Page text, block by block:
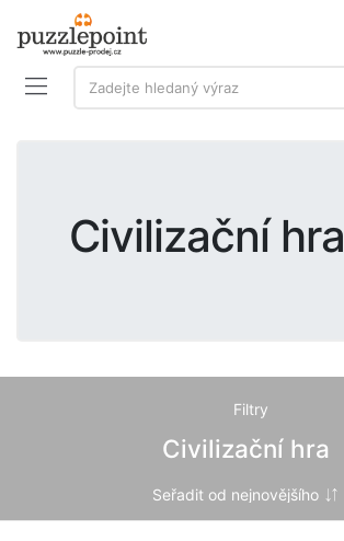
Vyhledávání:
Zadejte hledaný výraz
Civilizační hra
Filtry
Civilizační hra